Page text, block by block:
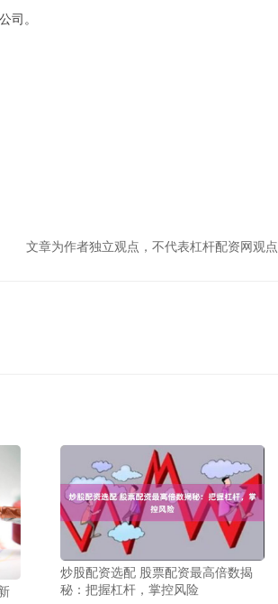
。
文章为作者独立观点，不代表杠杆配资网观点
炒股配资选配 股票配资最高倍数揭
秘：把握杠杆，掌控风险